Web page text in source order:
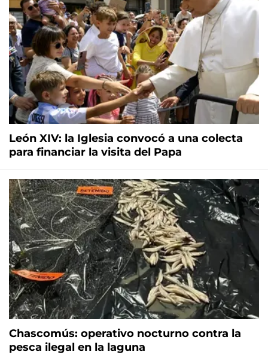
León XIV: la Iglesia convocó a una colecta
para financiar la visita del Papa
Chascomús: operativo nocturno contra la
pesca ilegal en la laguna